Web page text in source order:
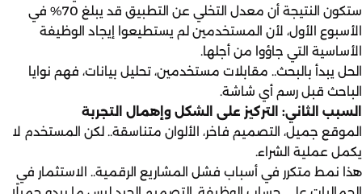
ستكون النتيجة أن معدل التخلي عن التطبيق قد يبلغ 70% في
الأسبوع الأول، لأن المستخدمين لم يستطيعوا إيجاد الوظيفة
الأساسية التي جاؤوا من أجلها.
الحل يبدأ بالبحث.. مقابلات مستخدمين، تحليل بيانات، فهم نوايا
الباحث قبل رسم أي شاشة.
السبب الثاني: التركيز على الشكل وإهمال التجربة
الموقع جميل، التصميم فاخر، الألوان متناسقة.. لكن المستخدم لا
يكمل عملية الشراء.
هذا نمط متكرر في أسباب فشل المشاريع الرقمية.. الاستثمار في